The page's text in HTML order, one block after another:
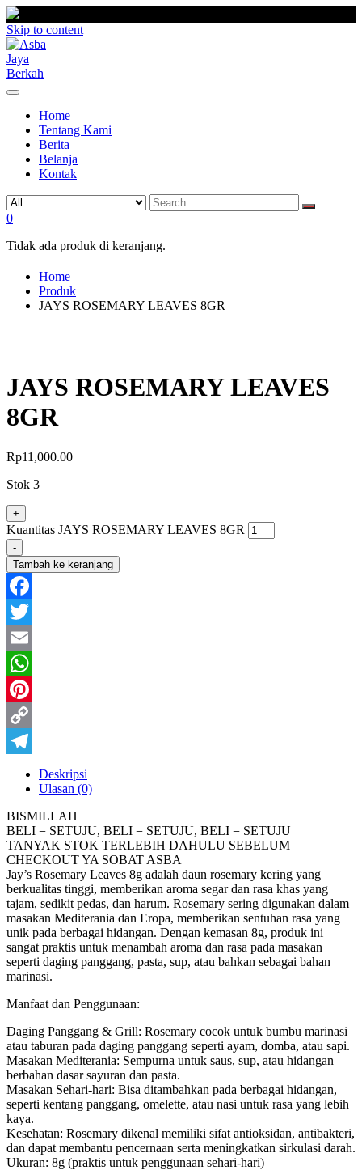
Skip to content
Home
Tentang Kami
Berita
Belanja
Kontak
0
Tidak ada produk di keranjang.
Home
Produk
JAYS ROSEMARY LEAVES 8GR
JAYS ROSEMARY LEAVES
8GR
Rp11,000.00
Stok 3
+
Kuantitas JAYS ROSEMARY LEAVES 8GR
-
Tambah ke keranjang
Facebook
Twitter
Email
WhatsApp
Pinterest
Copy
Telegram
Deskripsi
Ulasan (0)
BISMILLAH
BELI = SETUJU, BELI = SETUJU, BELI = SETUJU
TANYAK STOK TERLEBIH DAHULU SEBELUM
CHECKOUT YA SOBAT ASBA
Jay’s Rosemary Leaves 8g adalah daun rosemary kering yang
berkualitas tinggi, memberikan aroma segar dan rasa khas yang
tajam, sedikit pedas, dan harum. Rosemary sering digunakan dalam
masakan Mediterania dan Eropa, memberikan sentuhan rasa yang
unik pada berbagai hidangan. Dengan kemasan 8g, produk ini
sangat praktis untuk menambah aroma dan rasa pada masakan
seperti daging panggang, pasta, sup, atau bahkan sebagai bahan
marinasi.
Manfaat dan Penggunaan:
Daging Panggang & Grill: Rosemary cocok untuk bumbu marinasi
atau taburan pada daging panggang seperti ayam, domba, atau sapi.
Masakan Mediterania: Sempurna untuk saus, sup, atau hidangan
berbahan dasar sayuran dan pasta.
Masakan Sehari-hari: Bisa ditambahkan pada berbagai hidangan,
seperti kentang panggang, omelette, atau nasi untuk rasa yang lebih
kaya.
Kesehatan: Rosemary dikenal memiliki sifat antioksidan, antibakteri,
dan dapat membantu pencernaan serta meningkatkan sirkulasi darah.
Ukuran: 8g (praktis untuk penggunaan sehari-hari)